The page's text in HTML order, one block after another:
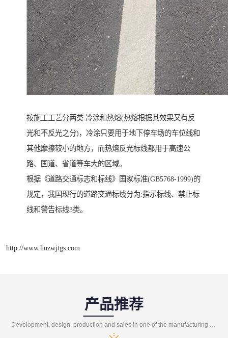
按施工工艺分两类:冷涂和热熔(热熔根据其效果又有反
光和不反光之分)，冷涂只要用于地下停车场的车位线和
其他摩擦较小的地方，而热熔反光标线都用于高速公
路、国道、省道等车大的区域。
根据《道路交通标志和标线》国家标准(GB5768-1999)的
规定，我国现行的道路交通标线分为:指示标线、禁止标
线和警告标线3类。
http://www.hnzwjtgs.com
产品推荐